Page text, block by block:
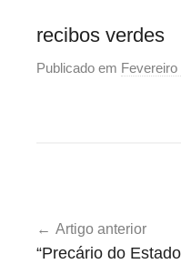
Inflexíveis
recibos verdes
Publicado em Fevereiro
de
Artigo anterior
“Precário do